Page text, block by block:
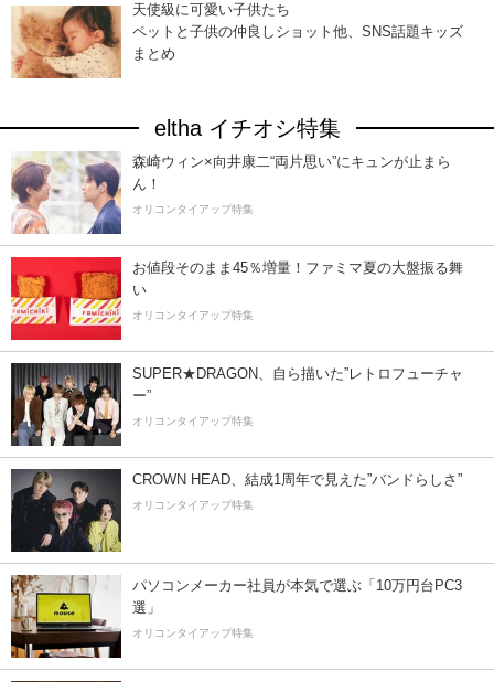
天使級に可愛い子供たち
ペットと子供の仲良しショット他、SNS話題キッズ
まとめ
eltha イチオシ特集
森崎ウィン×向井康二“両片思い”にキュンが止まら
ん！
オリコンタイアップ特集
お値段そのまま45％増量！ファミマ夏の大盤振る舞
い
オリコンタイアップ特集
SUPER★DRAGON、自ら描いた”レトロフューチャ
ー”
オリコンタイアップ特集
CROWN HEAD、結成1周年で見えた”バンドらしさ”
オリコンタイアップ特集
パソコンメーカー社員が本気で選ぶ「10万円台PC3
選」
オリコンタイアップ特集